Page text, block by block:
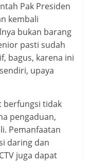
Pak Presiden
kembali
bukan barang
pasti sudah
bagus, karena ini
upaya
berfungsi tidak
pengaduan,
Pemanfaatan
daring dan
juga dapat